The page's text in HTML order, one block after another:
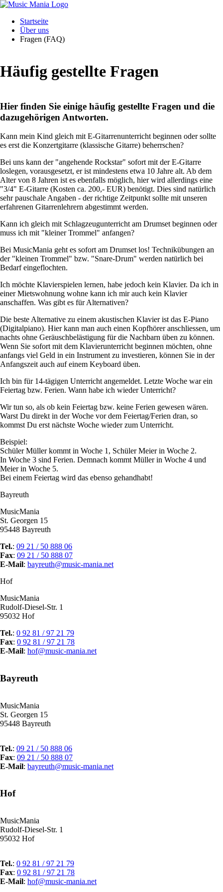
Startseite
News
&
Newsübersicht
Kursprogramm
Probe
60plus
Über
uns
Fragen
(FAQ)
Schülerinfos
Fotos
Downloads
Förderverein
Youtube
Kanal
Kontakt
Impressum
Datenschutz
Startseite
Über uns
Fragen (FAQ)
Häufig gestellte Fragen
Hier finden Sie einige häufig gestellte Fragen und die
dazugehörigen Antworten.
Kann mein Kind gleich mit E-Gitarrenunterricht beginnen oder sollte
es erst die Konzertgitarre (klassische Gitarre) beherrschen?
Bei uns kann der "angehende Rockstar" sofort mit der E-Gitarre
loslegen, vorausgesetzt, er ist mindestens etwa 10 Jahre alt. Ab dem
Alter von 8 Jahren ist es ebenfalls möglich, hier wird allerdings eine
"3/4" E-Gitarre (Kosten ca. 200,- EUR) benötigt. Dies sind natürlich
sehr pauschale Angaben - der richtige Zeitpunkt sollte mit unseren
erfahrenen Gitarrenlehrern abgestimmt werden.
Kann ich gleich mit Schlagzeugunterricht am Drumset beginnen oder
muss ich mit "kleiner Trommel" anfangen?
Bei MusicMania geht es sofort am Drumset los! Technikübungen an
der "kleinen Trommel" bzw. "Snare-Drum" werden natürlich bei
Bedarf eingeflochten.
Ich möchte Klavierspielen lernen, habe jedoch kein Klavier. Da ich in
einer Mietswohnung wohne kann ich mir auch kein Klavier
anschaffen. Was gibt es für Alternativen?
Die beste Alternative zu einem akustischen Klavier ist das E-Piano
(Digitalpiano). Hier kann man auch einen Kopfhörer anschliessen, um
nachts ohne Geräuschbelästigung für die Nachbarn üben zu können.
Wenn Sie sofort mit dem Klavierunterricht beginnen möchten, ohne
anfangs viel Geld in ein Instrument zu investieren, können Sie in der
Anfangszeit auch auf einem Keyboard üben.
Ich bin für 14-tägigen Unterricht angemeldet. Letzte Woche war ein
Feiertag bzw. Ferien. Wann habe ich wieder Unterricht?
Wir tun so, als ob kein Feiertag bzw. keine Ferien gewesen wären.
Warst Du direkt in der Woche vor dem Feiertag/Ferien dran, so
kommst Du erst nächste Woche wieder zum Unterricht.
Beispiel:
Schüler Müller kommt in Woche 1, Schüler Meier in Woche 2.
In Woche 3 sind Ferien. Demnach kommt Müller in Woche 4 und
Meier in Woche 5.
Bei einem Feiertag wird das ebenso gehandhabt!
Bayreuth
MusicMania
St. Georgen 15
95448 Bayreuth
Tel.: 09 21 / 50 888 06
Fax: 09 21 / 50 888 07
E-Mail: bayreuth@music-mania.net
Hof
MusicMania
Rudolf-Diesel-Str. 1
95032 Hof
Tel.: 0 92 81 / 97 21 79
Fax: 0 92 81 / 97 21 78
E-Mail: hof@music-mania.net
Bayreuth
MusicMania
St. Georgen 15
95448 Bayreuth
Tel.: 09 21 / 50 888 06
Fax: 09 21 / 50 888 07
E-Mail: bayreuth@music-mania.net
Hof
MusicMania
Rudolf-Diesel-Str. 1
95032 Hof
Tel.: 0 92 81 / 97 21 79
Fax: 0 92 81 / 97 21 78
E-Mail: hof@music-mania.net